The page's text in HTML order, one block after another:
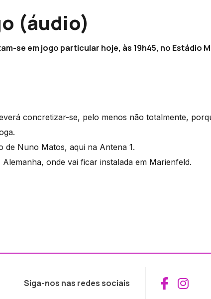
(áudio)
se em jogo particular hoje, às 19h45, no Estádio
concretizar-se, pelo menos não totalmente,
Nuno Matos, aqui na Antena 1.
onde vai ficar instalada em Marienfeld.
Siga-nos nas redes sociais